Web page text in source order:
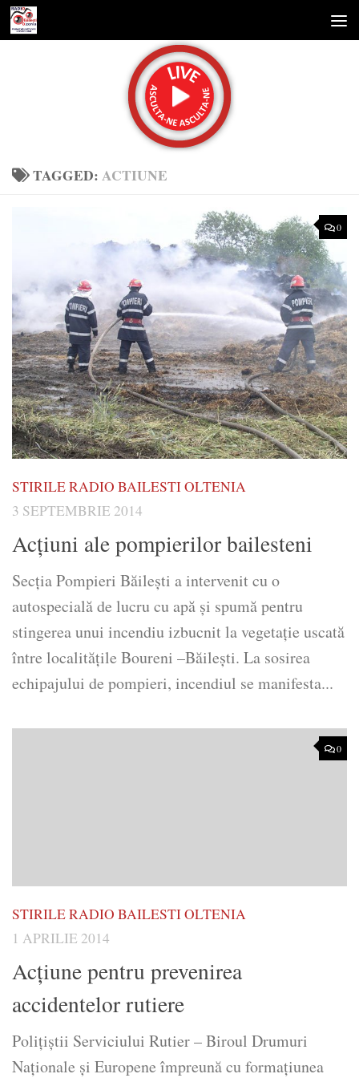
Skip to content
TAGGED:ACTIUNE
0
STIRILE RADIO BAILESTI OLTENIA
3 SEPTEMBRIE 2014
Acţiuni ale pompierilor bailesteni
Secţia Pompieri Băileşti a intervenit cu o
autospecială de lucru cu apă și spumă pentru
stingerea unui incendiu izbucnit la vegetaţie uscată
între localităţile Boureni –Băileşti. La sosirea
echipajului de pompieri, incendiul se manifesta...
0
STIRILE RADIO BAILESTI OLTENIA
1 APRILIE 2014
Acţiune pentru prevenirea
accidentelor rutiere
Poliţiştii Serviciului Rutier – Biroul Drumuri
Naţionale şi Europene împreună cu formaţiunea